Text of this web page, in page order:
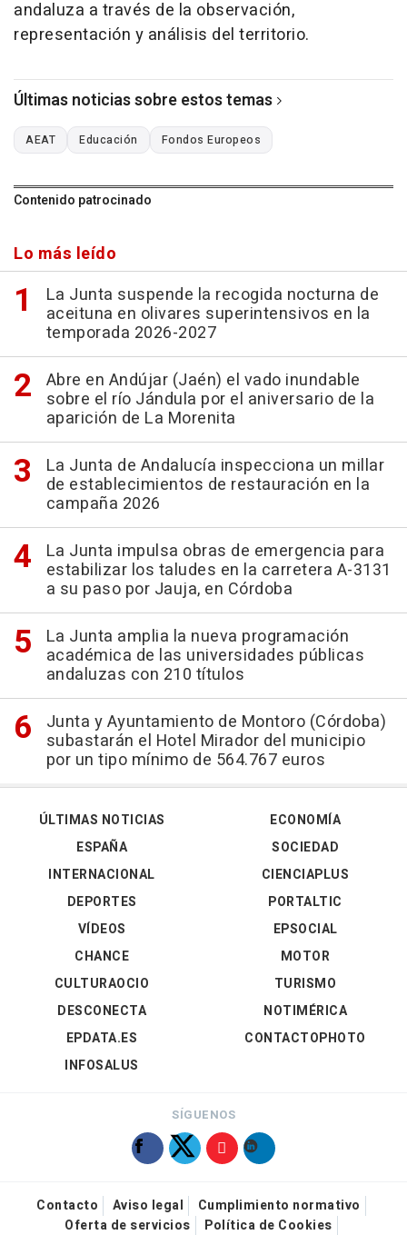
andaluza a través de la observación,
representación y análisis del territorio.
Últimas noticias sobre estos temas
AEAT Educación Fondos Europeos
Contenido patrocinado
Lo más leído
La Junta suspende la recogida nocturna de
aceituna en olivares superintensivos en la
temporada 2026-2027
Abre en Andújar (Jaén) el vado inundable
sobre el río Jándula por el aniversario de la
aparición de La Morenita
La Junta de Andalucía inspecciona un millar
de establecimientos de restauración en la
campaña 2026
La Junta impulsa obras de emergencia para
estabilizar los taludes en la carretera A-3131
a su paso por Jauja, en Córdoba
La Junta amplia la nueva programación
académica de las universidades públicas
andaluzas con 210 títulos
Junta y Ayuntamiento de Montoro (Córdoba)
subastarán el Hotel Mirador del municipio
por un tipo mínimo de 564.767 euros
ÚLTIMAS NOTICIAS
ESPAÑA
INTERNACIONAL
DEPORTES
VÍDEOS
ECONOMÍA
SOCIEDAD
CIENCIAPLUS
PORTALTIC
EPSOCIAL
CHANCE
CULTURAOCIO
DESCONECTA
EPDATA.ES
INFOSALUS
MOTOR
TURISMO
NOTIMÉRICA
CONTACTOPHOTO
SÍGUENOS
Contacto Aviso legal
Cumplimiento normativo
Oferta de servicios
Política de Cookies